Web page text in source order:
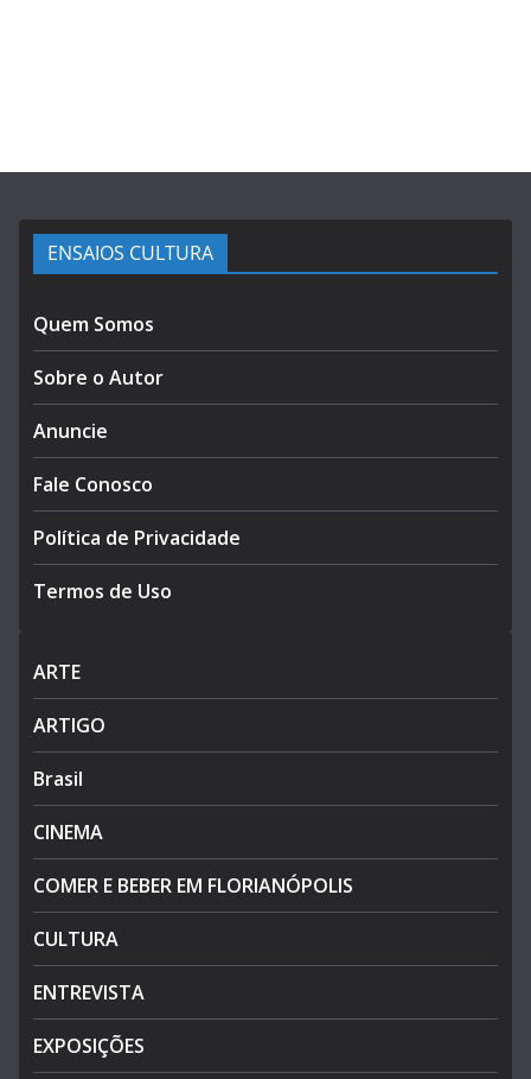
ENSAIOS CULTURA
Quem Somos
Sobre o Autor
Anuncie
Fale Conosco
Política de Privacidade
Termos de Uso
ARTE
ARTIGO
Brasil
CINEMA
COMER E BEBER EM FLORIANÓPOLIS
CULTURA
ENTREVISTA
EXPOSIÇÕES